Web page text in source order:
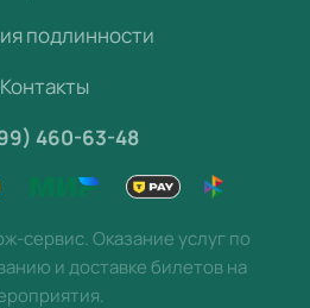
подлинности
Контакты
460-63-48
сервис. Оказание услуг по
и доставке билетов на